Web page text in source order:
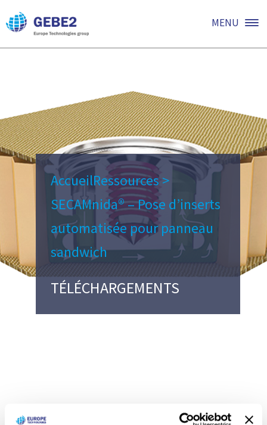
MENU
AccueilRessources>
SECAMnida® – Pose d’inserts
automatisée pour panneau
sandwich
TÉLÉCHARGEMENTS